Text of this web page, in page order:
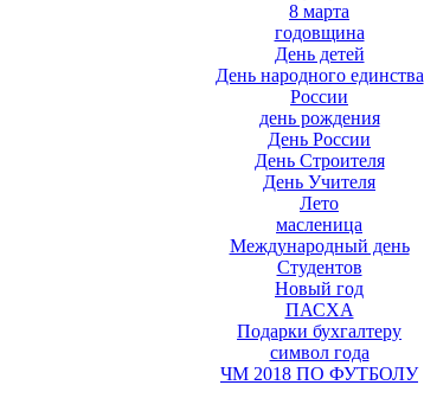
8 марта
годовщина
День детей
День народного единства
России
день рождения
День России
День Строителя
День Учителя
Лето
масленица
Международный день
Студентов
Новый год
ПАСХА
Подарки бухгалтеру
символ года
ЧМ 2018 ПО ФУТБОЛУ